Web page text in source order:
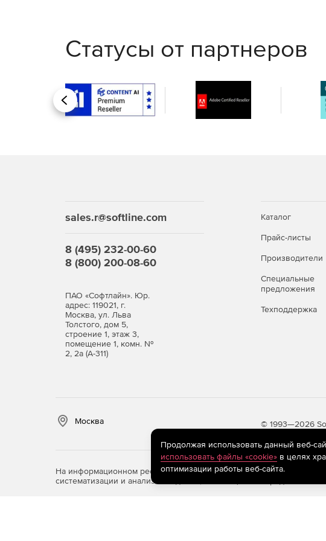
Статусы от партнеров
Назад
sales.r@softline.com
8 (495) 232-00-60
8 (800) 200-08-60
ПАО «Софтлайн». Юр.
адрес: 119021, г.
Москва, ул. Льва
Толстого, дом 5,
строение 1, этаж 3,
помещение 1, комн. №
2, 2а (А-311)
Каталог
Прайс-листы
Производители
Специальные
предложения
Техподдержка
Москва © 1993—2026
На информационном ресурсе store.softline.ru применяются
систематизации и анализа сведений, относящихся к
Продолжая использовать данный веб-
использовать файлы «cookie»в целях
оптимизации работы веб-сайта.